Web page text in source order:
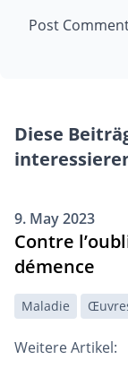
Diese
9. May 2023
Contre
démence
Maladie
Weitere Artikel: